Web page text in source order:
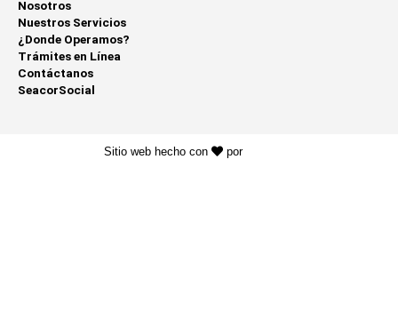
Nosotros
Nuestros Servicios
¿Donde Operamos?
Trámites en Línea
Contáctanos
SeacorSocial
Sitio web hecho con por